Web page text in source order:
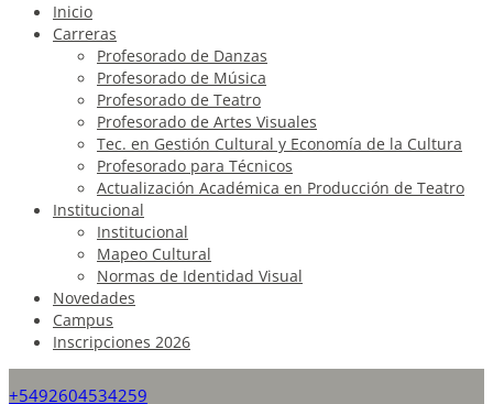
Inicio
Carreras
Profesorado de Danzas
Profesorado de Música
Profesorado de Teatro
Profesorado de Artes Visuales
Tec. en Gestión Cultural y Economía de la Cultura
Profesorado para Técnicos
Actualización Académica en Producción de Teatro
Institucional
Institucional
Mapeo Cultural
Normas de Identidad Visual
Novedades
Campus
Inscripciones 2026
+5492604534259